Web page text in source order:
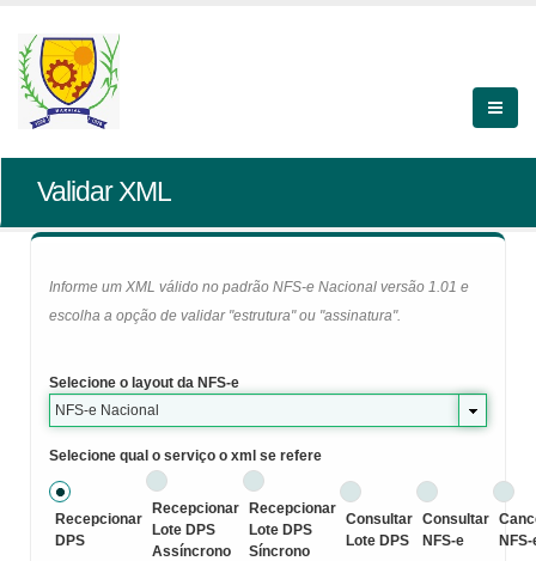
Validar XML
Informe um XML válido no padrão NFS-e Nacional versão 1.01 e
escolha a opção de validar "estrutura" ou "assinatura".
Selecione o layout da NFS-e
NFS-e Nacional
Selecione qual o serviço o xml se refere
Recepcionar
DPS
Recepcionar
Lote DPS
Assíncrono
Recepcionar
Lote DPS
Síncrono
Consultar
Lote DPS
Consultar
NFS-e
NFS-